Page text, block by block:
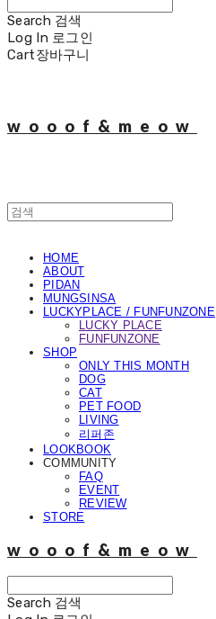
Search 검색
Log In 로그인
Cart장바구니
wooof&meow
HOME
ABOUT
PIDAN
MUNGSINSA
LUCKYPLACE / FUNFUNZONE
LUCKY PLACE
FUNFUNZONE
SHOP
ONLY THIS MONTH
DOG
CAT
PET FOOD
LIVING
리퍼존
LOOKBOOK
COMMUNITY
FAQ
EVENT
REVIEW
STORE
wooof&meow
Search 검색